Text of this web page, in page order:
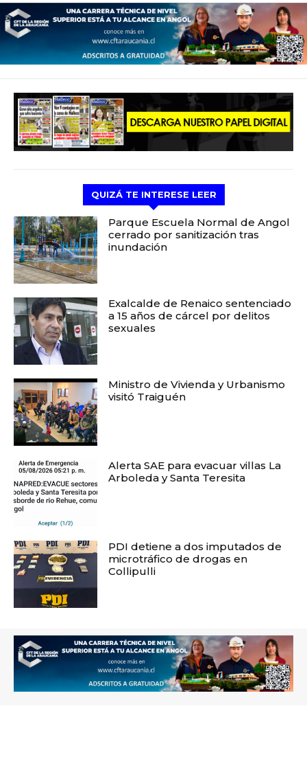
QUIZÁ TE INTERESE LEER
Parque Escuela Normal de Angol
cerrado por sanitización tras
inundación
Exalcalde de Renaico sentenciado
a 15 años de cárcel por delitos
sexuales
Ministro de Vivienda y Urbanismo
visitó Traiguén
Alerta SAE para evacuar villas La
Arboleda y Santa Teresita
PDI detiene a dos imputados de
microtráfico de drogas en
Collipulli